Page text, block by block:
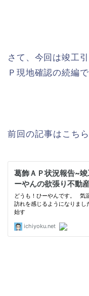
さて、今回は竣工
Ｐ現地確認の続編で
前回の記事はこちら